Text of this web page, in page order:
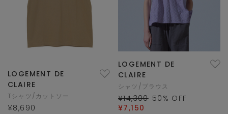
LOGEMENT DE
CLAIRE
Tシャツ/カットソー
¥8,690
LOGEMENT DE
CLAIRE
シャツ/ブラウス
¥14,300 50 % OFF
¥7,150